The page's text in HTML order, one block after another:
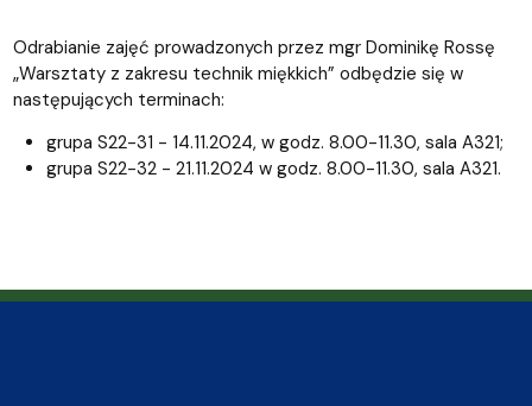
Odrabianie zajęć prowadzonych przez mgr Dominikę Rossę
„Warsztaty z zakresu technik miękkich” odbędzie się w
następujących terminach:
grupa S22-31 - 14.11.2024, w godz. 8.00-11.30, sala A321;
grupa S22-32 - 21.11.2024 w godz. 8.00-11.30, sala A321.